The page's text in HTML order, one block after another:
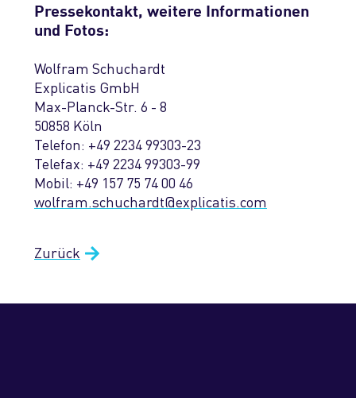
Pressekontakt, weitere Informationen
und Fotos:
Wolfram Schuchardt
Explicatis GmbH
Max-Planck-Str. 6 - 8
50858 Köln
Telefon: +49 2234 99303-23
Telefax: +49 2234 99303-99
Mobil: +49 157 75 74 00 46
wolfram.schuchardt@explicatis.com
Zurück